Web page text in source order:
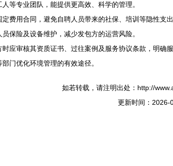
等专业团队，能提供更高效、科学的管理。
费用合同，避免自聘人员带来的社保、培训等隐性支出
保险及设备维护，减少发包方的运营风险。
应审核其资质证书、过往案例及服务协议条款，明
门优化环境管理的有效途径。
如若转载，请注明出处：http://
更新时间：2026-